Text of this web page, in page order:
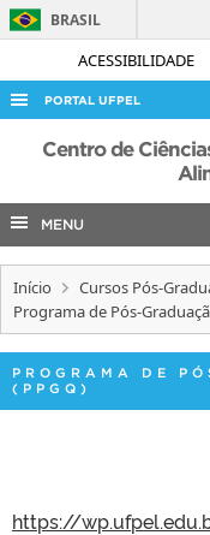
ACESSIBILIDADE
BRASIL
PORTAL UFPEL
ACESSO À INFORMAÇÃO
COBALTO
CONCURSOS
OUVIDORIA
Centro de
MENU
Início
Cursos Pós-
Programa de Pós-
PROGRAMA DE
(PPGQ)
https://